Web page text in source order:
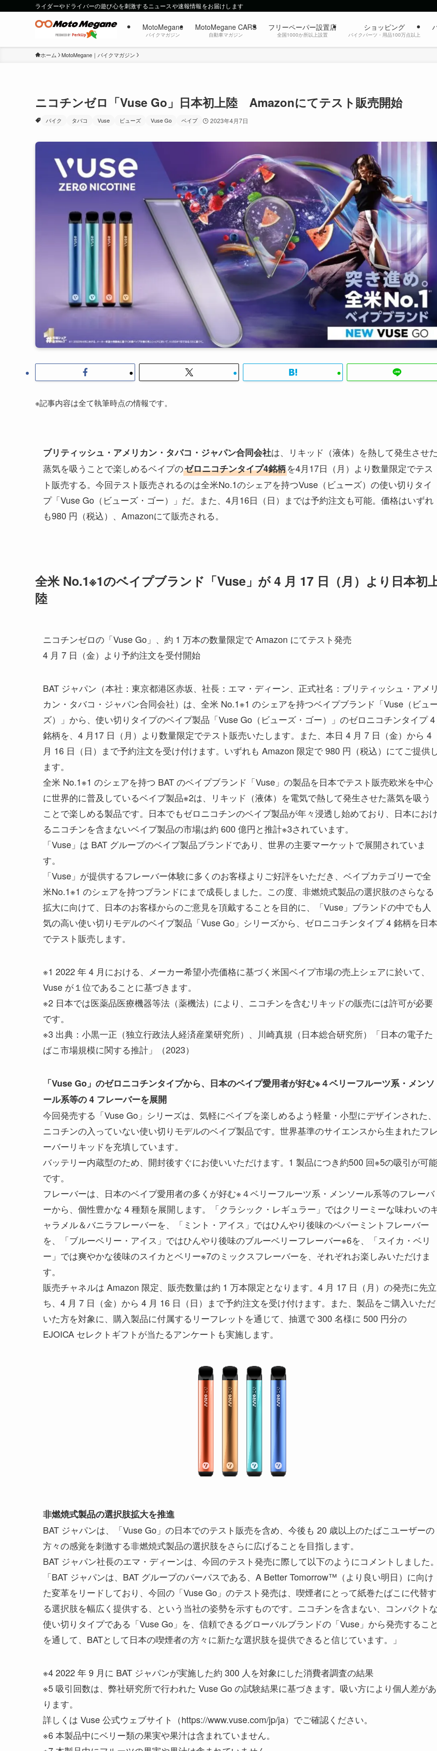
ライダーやドライバーの遊び心を刺激するニュースや速報情報をお届けします
MotoMegane
バイクマガジン
MotoMegane CARS
自動車マガジン
フリーペーパー設置店
全国1000か所以上設置
ショッピング
バイクパーツ・用品100万点以上
ホーム MotoMegane｜バイクマガジン
ニコチンゼロ「Vuse Go」日本初上陸 Amazonにてテスト販売開始
バイク タバコ Vuse ビューズ Vuse Go ベイプ 2023年4月7日
※記事内容は全て執筆時点の情報です。
ブリティッシュ・アメリカン・タバコ・ジャパン合同会社は、リキッド（液体）を熱して発生させ
蒸気を吸うことで楽しめるベイプのゼロニコチンタイプ4銘柄を4月17日（月）より数量限定でテス
ト販売する。今回テスト販売されるのは全米No.1のシェアを持つVuse（ビューズ）の使い切りタイ
プ「Vuse Go（ビューズ・ゴー）」だ。また、4月16日（日）までは予約注文も可能。価格はいずれ
も980 円（税込）、Amazonにて販売される。
全米 No.1※1のベイプブランド「Vuse」が 4 月 17 日（月）より日本初
陸
ニコチンゼロの「Vuse Go」、約 1 万本の数量限定で Amazon にてテスト発売
4 月 7 日（金）より予約注文を受付開始
BAT ジャパン（本社：東京都港区赤坂、社長：エマ・ディーン、正式社名：ブリティッシュ・アメ
カン・タバコ・ジャパン合同会社）は、全米 No.1※1 のシェアを持つベイプブランド「Vuse（ビュ
ズ）」から、使い切りタイプのベイプ製品「Vuse Go（ビューズ・ゴー）」のゼロニコチンタイプ 4
銘柄を、4 月17 日（月）より数量限定でテスト販売いたします。また、本日 4 月 7 日（金）から 4
月 16 日（日）まで予約注文を受け付けます。いずれも Amazon 限定で 980 円（税込）にてご提供
ます。
全米 No.1※1 のシェアを持つ BAT のベイプブランド「Vuse」の製品を日本でテスト販売欧米を中心
に世界的に普及しているベイプ製品※2は、リキッド（液体）を電気で熱して発生させた蒸気を吸う
ことで楽しめる製品です。日本でもゼロニコチンのベイプ製品が年々浸透し始めており、日本にお
るニコチンを含まないベイプ製品の市場は約 600 億円と推計※3されています。
「Vuse」は BAT グループのベイプ製品ブランドであり、世界の主要マーケットで展開されていま
す。
「Vuse」が提供するフレーバー体験に多くのお客様よりご好評をいただき、ベイプカテゴリーで全
米No.1※1 のシェアを持つブランドにまで成長しました。この度、非燃焼式製品の選択肢のさらなる
拡大に向けて、日本のお客様からのご意見を頂戴することを目的に、「Vuse」ブランドの中でも人
気の高い使い切りモデルのベイプ製品「Vuse Go」シリーズから、ゼロニコチンタイプ 4 銘柄を日本
でテスト販売します。
※1 2022 年 4 月における、メーカー希望小売価格に基づく米国ベイプ市場の売上シェアに於いて、
Vuse が１位であることに基づきます。
※2 日本では医薬品医療機器等法（薬機法）により、ニコチンを含むリキッドの販売には許可が必要
です。
※3 出典：小黒一正（独立行政法人経済産業研究所）、川崎真規（日本総合研究所）「日本の電子た
ばこ市場規模に関する推計」（2023）
「Vuse Go」のゼロニコチンタイプから、日本のベイプ愛用者が好む※４ベリーフルーツ系・メンソ
ール系等の 4 フレーバーを展開
今回発売する「Vuse Go」シリーズは、気軽にベイプを楽しめるよう軽量・小型にデザインされた、
ニコチンの入っていない使い切りモデルのベイプ製品です。世界基準のサイエンスから生まれたフ
ーバーリキッドを充填しています。
バッテリー内蔵型のため、開封後すぐにお使いいただけます。1 製品につき約500 回※5の吸引が可能
です。
フレーバーは、日本のベイプ愛用者の多くが好む※４ベリーフルーツ系・メンソール系等のフレーバ
ーから、個性豊かな 4 種類を展開します。「クラシック・レギュラー」ではクリーミーな味わいの
ャラメル＆バニラフレーバーを、「ミント・アイス」ではひんやり後味のペパーミントフレーバー
を、「ブルーベリー・アイス」ではひんやり後味のブルーベリーフレーバー※6を、「スイカ・ベリ
ー」では爽やかな後味のスイカとベリー※7のミックスフレーバーを、それぞれお楽しみいただけま
す。
販売チャネルは Amazon 限定、販売数量は約 1 万本限定となります。4 月 17 日（月）の発売に先立
ち、4 月 7 日（金）から 4 月 16 日（日）まで予約注文を受け付けます。また、製品をご購入いただ
いた方を対象に、購入製品に付属するリーフレットを通じて、抽選で 300 名様に 500 円分の
EJOICA セレクトギフトが当たるアンケートも実施します。
非燃焼式製品の選択肢拡大を推進
BAT ジャパンは、「Vuse Go」の日本でのテスト販売を含め、今後も 20 歳以上のたばこユーザーの
方々の感覚を刺激する非燃焼式製品の選択肢をさらに広げることを目指します。
BAT ジャパン社長のエマ・ディーンは、今回のテスト発売に際して以下のようにコメントしました
「BAT ジャパンは、BAT グループのパーパスである、A Better Tomorrow™（より良い明日）に向け
た変革をリードしており、今回の「Vuse Go」のテスト発売は、喫煙者にとって紙巻たばこに代替す
る選択肢を幅広く提供する、という当社の姿勢を示すものです。ニコチンを含まない、コンパクト
使い切りタイプである「Vuse Go」を、信頼できるグローバルブランドの「Vuse」から発売するこ
を通して、BATとして日本の喫煙者の方々に新たな選択肢を提供できると信じています。」
※4 2022 年 9 月に BAT ジャパンが実施した約 300 人を対象にした消費者調査の結果
※5 吸引回数は、弊社研究所で行われた Vuse Go の試験結果に基づきます。吸い方により個人差があ
ります。
詳しくは Vuse 公式ウェブサイト（https://www.vuse.com/jp/ja）でご確認ください。
※6 本製品中にベリー類の果実や果汁は含まれていません。